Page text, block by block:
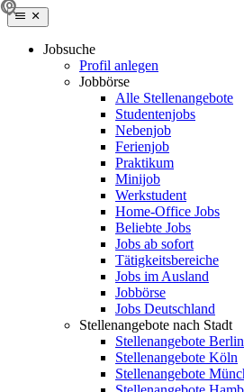
Jobsuche
Profil anlegen
Jobbörse
Alle Stellenangebote
Studentenjobs
Nebenjob
Ferienjob
Praktikum
Minijob
Werkstudent
Home-Office Jobs
Beliebte Jobs
Jobs ab sofort
Tätigkeitsbereiche
Jobs im Ausland
Jobbörse
Jobs Deutschland
Stellenangebote nach Stadt
Stellenangebote Berlin
Stellenangebote Köln
Stellenangebote